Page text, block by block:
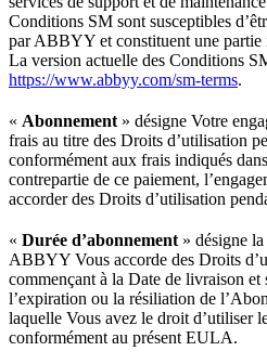
Conditions SM sont susceptibles
par ABBYY et constituent une
La version actuelle des Conditions
https://www.abbyy.com/sm-terms.
« Abonnement» désigne Votre
frais au titre des Droits d’utilisation
conformément aux frais indiqués
contrepartie de ce paiement,
accorder des Droits d’utilisation
« Durée d’abonnement» désigne la
ABBYY Vous accorde des Droits
commençant à la Date de livraison et
l’expiration ou la résiliation de
laquelle Vous avez le droit
conformément au présent EULA.